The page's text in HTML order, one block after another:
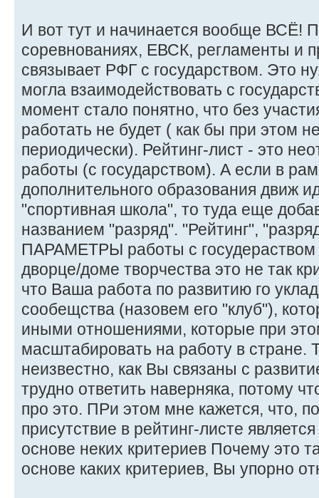
И вот тут и начинается вообще ВСЁ!
соревнованиях, ЕВСК, регламенты и
связывает РФГ с государством. Это
могла взаимодействовать с
момент стало понятно, что без
работать не будет ( как бы при этом
периодически). Рейтинг-лист - это
работы (с государством). А если в
дополнительного образования движ
"спортивная школа", то туда еще
названием "разряд". "Рейтинг",
ПАРАМЕТРЫ работы с госудераством
дворце/доме творчества это не так
что Ваша работа по развитию го
сообещства (назовем его "клуб"),
иными отношениями, которые при
масштабировать на работу в стране.
неизвестно, как Вы связаны с
трудно ответить наверняка, потому
про это. ПРи этом мне кажется, что,
присутствие в рейтинг-листе
основе неких критериев Почему это
основе каких критериев, Вы упорно